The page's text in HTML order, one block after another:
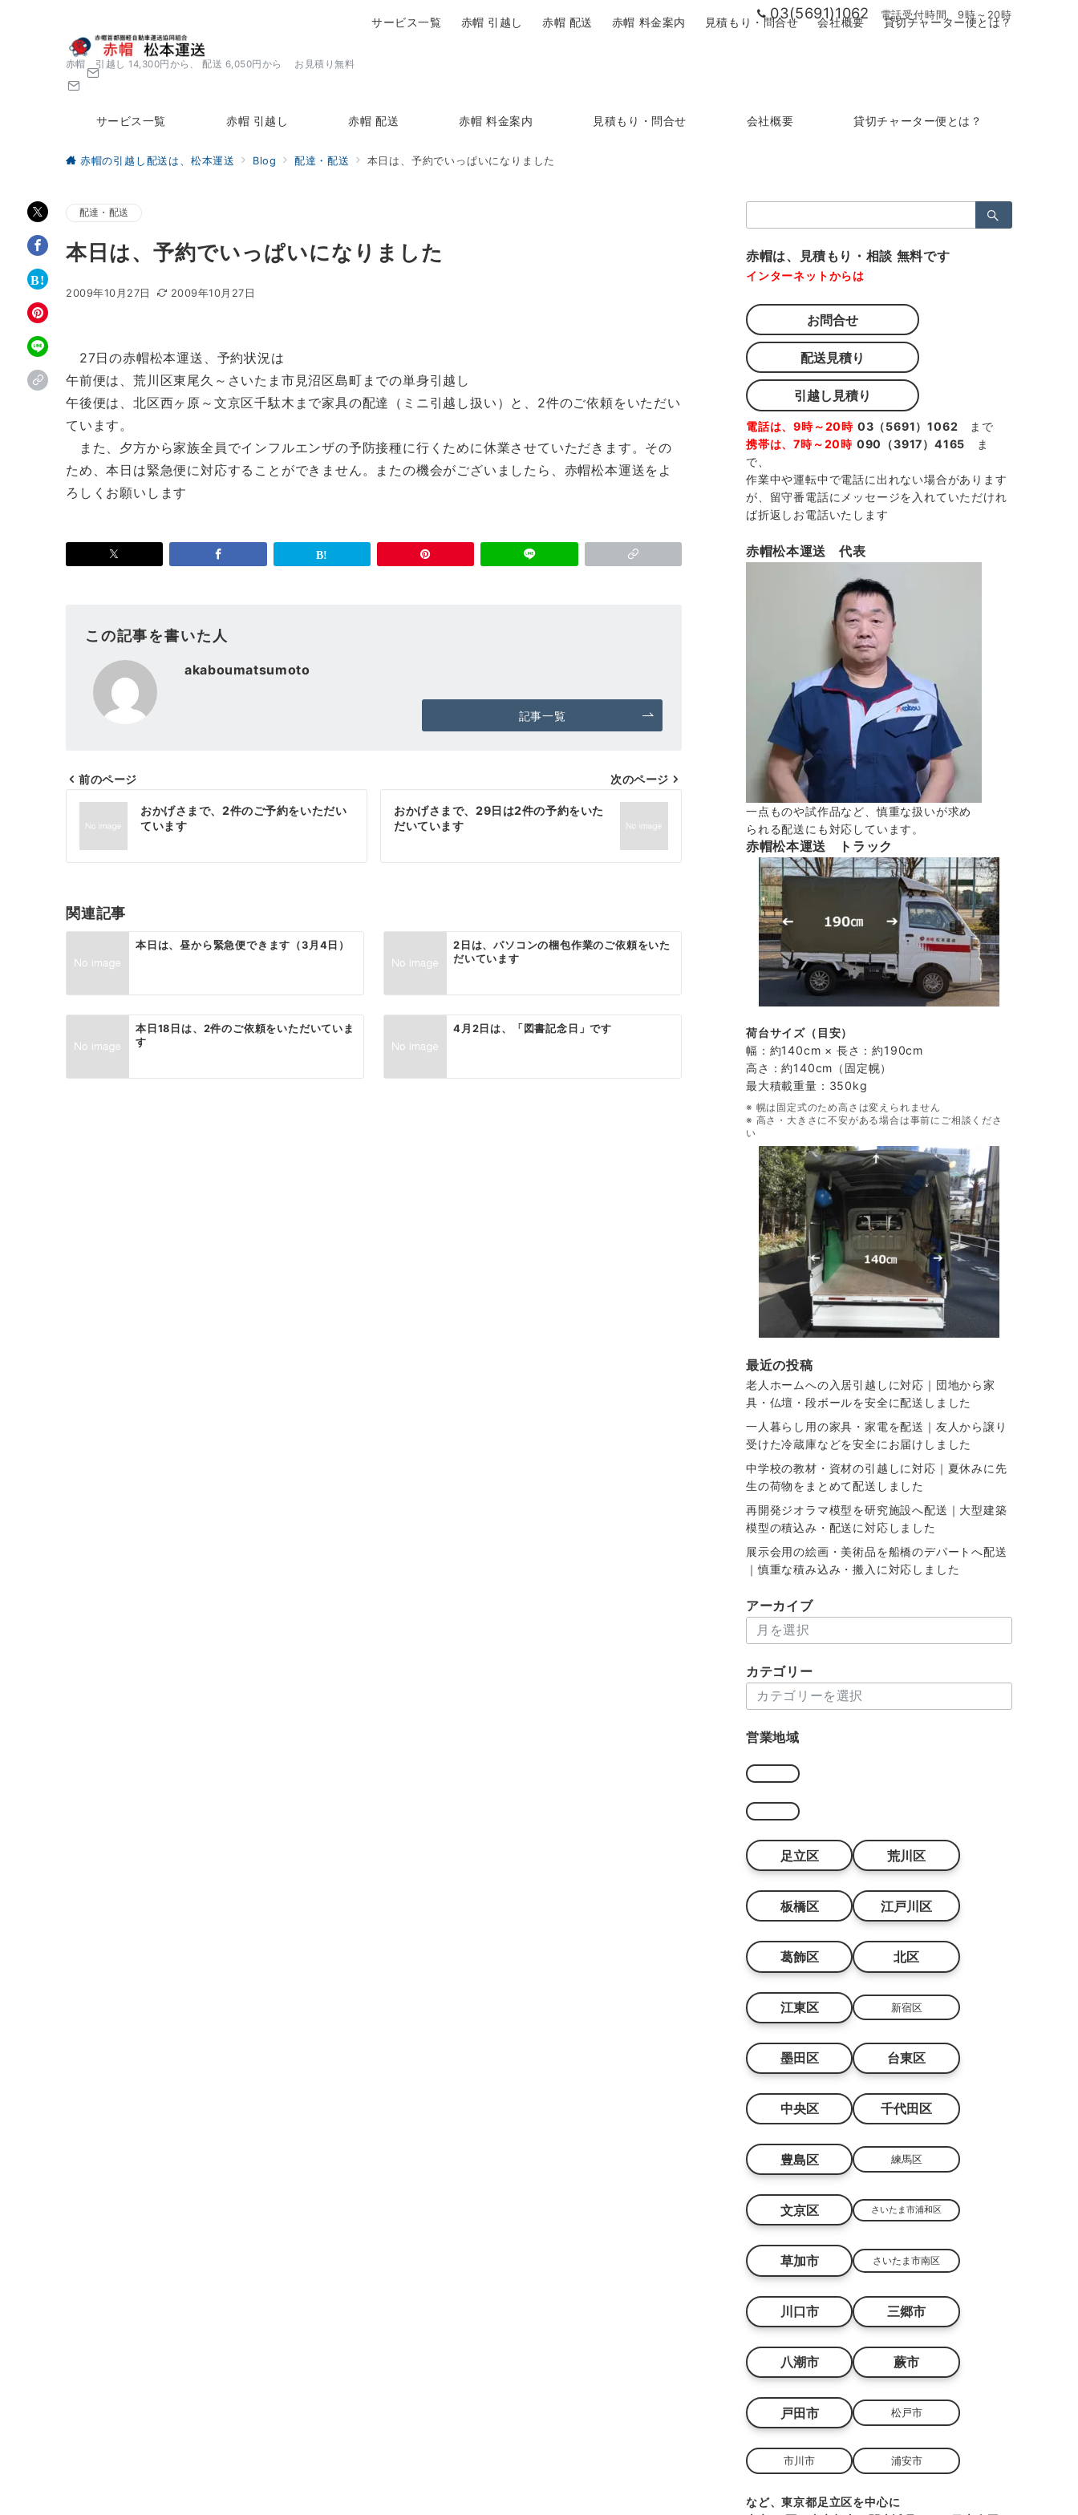
03(5691)1062 電話受付時間 9時～20時
赤帽 引越し 14,300円から、 配送 6,050円から お見積り無料
サービス一覧 赤帽 引越し 赤帽 配送 赤帽 料金案内 見積もり・問合せ 会社概要 貸切チャーター便とは？
サービス一覧 赤帽 引越し 赤帽 配送 赤帽 料金案内 見積もり・問合せ 会社概要 貸切チャーター便とは？
赤帽の引越し配送は、松本運送 Blog 配達・配送 本日は、予約でいっぱいになりました
配達・配送
本日は、予約でいっぱいになりました
2009年10月27日 2009年10月27日
27日の赤帽松本運送、予約状況は
午前便は、荒川区東尾久～さいたま市見沼区島町までの単身引越し
午後便は、北区西ヶ原～文京区千駄木まで家具の配達（ミニ引越し扱い）と、2件のご依頼をいただい
ています。
また、夕方から家族全員でインフルエンザの予防接種に行くために休業させていただきます。その
ため、本日は緊急便に対応することができません。またの機会がございましたら、赤帽松本運送をよ
ろしくお願いします
この記事を書いた人
akaboumatsumoto
記事一覧
投
ナ
ゲ
ー
シ
ョ
ン
前のページ
おかげさまで、2件のご予約をいただい
ています
次のページ
おかげさまで、29日は2件の予約をいた
だいています
関連記事
本日は、昼から緊急便できます（3月4日）
2日は、パソコンの梱包作業のご依頼をいた
だいています
本日18日は、2件のご依頼をいただいていま
す
4月2日は、「図書記念日」です
索：
赤帽は、見積もり・相談 無料です
インターネットからは
お問合せ
配送見積り
引越し見積り
電話は、9時～20時 03（5691）1062 まで
携帯は、7時～20時 090（3917）4165 ま
で、
作業中や運転中で電話に出れない場合があります
が、留守番電話にメッセージを入れていただけれ
ば折返しお電話いたします
赤帽松本運送 代表
一点ものや試作品など、慎重な扱いが求め
られる配送にも対応しています。
赤帽松本運送 トラック
荷台サイズ（目安）
幅：約140cm × 長さ：約190cm
高さ：約140cm（固定幌）
最大積載重量：350kg
※ 幌は固定式のため高さは変えられません
※ 高さ・大きさに不安がある場合は事前にご相談くださ
い
最近の投稿
老人ホームへの入居引越しに対応｜団地から家
具・仏壇・段ボールを安全に配送しました
一人暮らし用の家具・家電を配送｜友人から譲り
受けた冷蔵庫などを安全にお届けしました
中学校の教材・資材の引越しに対応｜夏休みに先
生の荷物をまとめて配送しました
再開発ジオラマ模型を研究施設へ配送｜大型建築
模型の積込み・配送に対応しました
展示会用の絵画・美術品を船橋のデパートへ配送
｜慎重な積み込み・搬入に対応しました
アーカイブ
ー
イ
カテゴリー
テ
リ
営業地域
足立区 荒川区
板橋区 江戸川区
葛飾区 北区
江東区 新宿区
墨田区 台東区
中央区 千代田区
豊島区 練馬区
文京区 さいたま市浦和区
草加市 さいたま市南区
川口市 三郷市
八潮市 蕨市
戸田市 松戸市
市川市 浦安市
など、東京都足立区を中心に